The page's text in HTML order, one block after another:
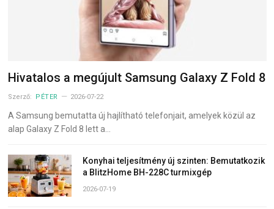
Hivatalos a megújult Samsung Galaxy Z Fold 8
Szerző: PÉTER 2026-07-22
A Samsung bemutatta új hajlítható telefonjait, amelyek közül az
alap Galaxy Z Fold 8 lett a…
Konyhai teljesítmény új szinten: Bemutatkozik
a BlitzHome BH-228C turmixgép
2026-07-19